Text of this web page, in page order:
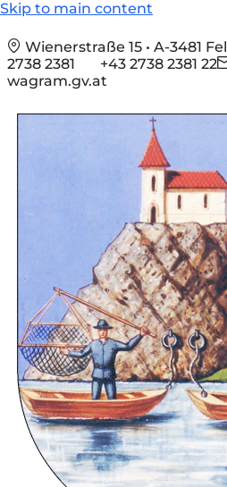
Skip to main content
Wienerstraße 15 • A-3481
2738 2381
+43 2738 2381 22
wagram.gv.at